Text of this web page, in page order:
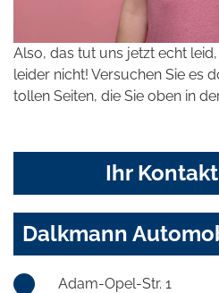
Also, das tut uns jetzt echt
leider nicht! Versuchen Sie es
tollen Seiten, die Sie oben in
Ihr
Dalkmann
Adam-Opel-Str. 1